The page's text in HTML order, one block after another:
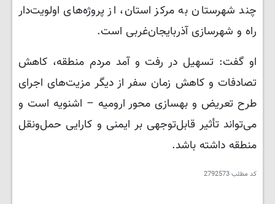
چند شهرستان به مرکز استان، از پروژه‌های اولویت‌دار
راه و شهرسازی آذربایجان‌غربی است.
او گفت: تسهیل در رفت و آمد مردم منطقه، کاهش
تصادفات و کاهش زمان سفر از دیگر مزیت‌های اجرای
طرح تعریض و بهسازی محور ارومیه – اشنویه است و
می‌تواند تأثیر قابل‌توجهی بر ایمنی و کارایی حمل‌ونقل
منطقه داشته باشد.
کد مطلب2792573